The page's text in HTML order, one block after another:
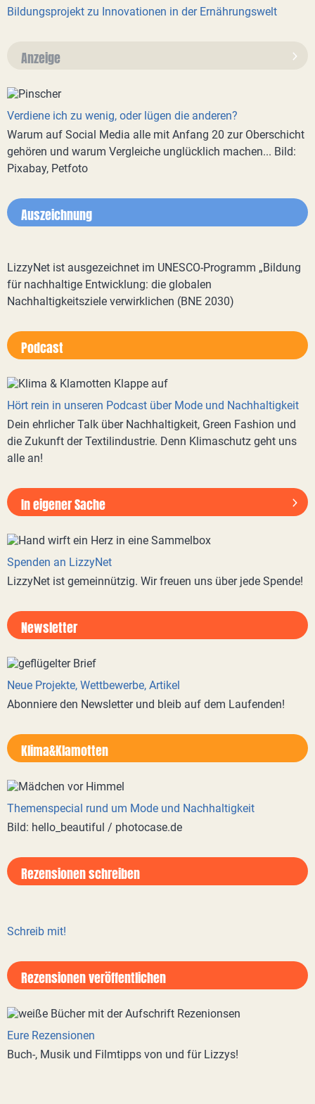
Bildungsprojekt zu Innovationen in der Ernährungswelt
Anzeige
Verdiene ich zu wenig, oder lügen die anderen?
Warum auf Social Media alle mit Anfang 20 zur Oberschicht
gehören und warum Vergleiche unglücklich machen... Bild:
Pixabay, Petfoto
Auszeichnung
LizzyNet ist ausgezeichnet im UNESCO-Programm „Bildung
für nachhaltige Entwicklung: die globalen
Nachhaltigkeitsziele verwirklichen (BNE 2030)
Podcast
Hört rein in unseren Podcast über Mode und Nachhaltigkeit
Dein ehrlicher Talk über Nachhaltigkeit, Green Fashion und
die Zukunft der Textilindustrie. Denn Klimaschutz geht uns
alle an!
In eigener Sache
Spenden an LizzyNet
LizzyNet ist gemeinnützig. Wir freuen uns über jede Spende!
Newsletter
Neue Projekte, Wettbewerbe, Artikel
Abonniere den Newsletter und bleib auf dem Laufenden!
Klima&Klamotten
Themenspecial rund um Mode und Nachhaltigkeit
Bild: hello_beautiful / photocase.de
Rezensionen schreiben
Schreib mit!
Rezensionen veröffentlichen
Eure Rezensionen
Buch-, Musik und Filmtipps von und für Lizzys!